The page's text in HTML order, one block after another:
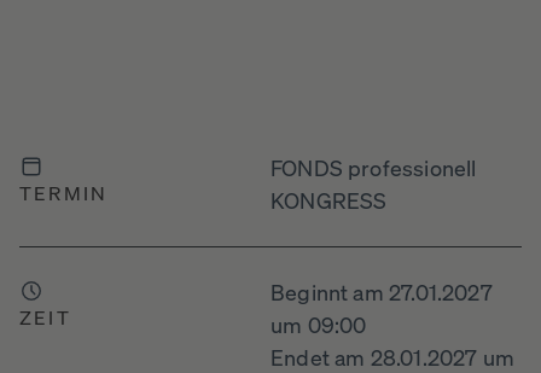
TERMIN
FONDS professionell
KONGRESS
ZEIT
Beginnt am 27.01.2027
um 09:00
Endet am 28.01.2027 um